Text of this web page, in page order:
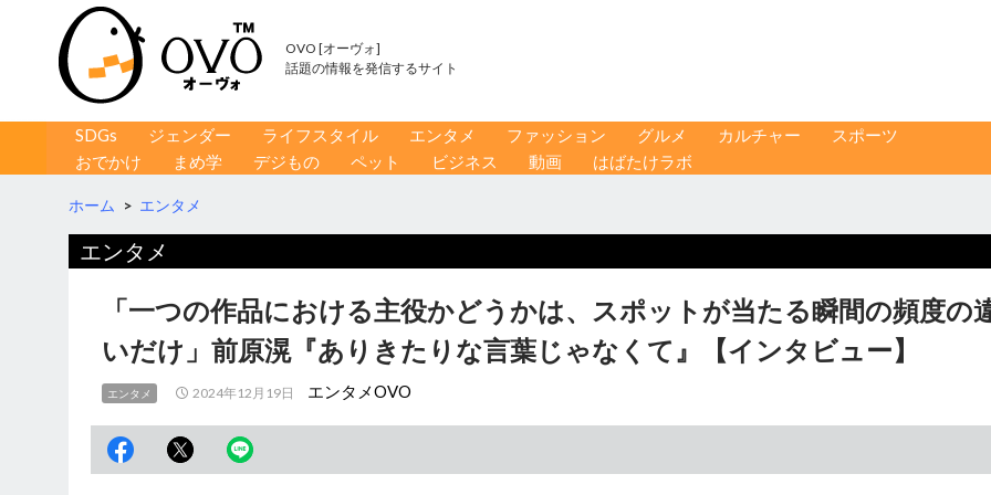
OVO [オーヴォ]
話題の情報を発信するサイト
コンテンツへ移動
SDGs ジェンダー ライフスタイル エンタメ ファッション グルメ カルチャー
スポーツ
おでかけ
まめ学 デジもの ペット ビジネス 動画 はばたけラボ
ホーム > エンタメ
エンタメ
「一つの作品における主役かどうかは、スポットが当たる瞬間の頻度の
いだけ」前原滉『ありきたりな言葉じゃなくて』【インタビュー】
エンタメ 2024年12月19日 エンタメOVO